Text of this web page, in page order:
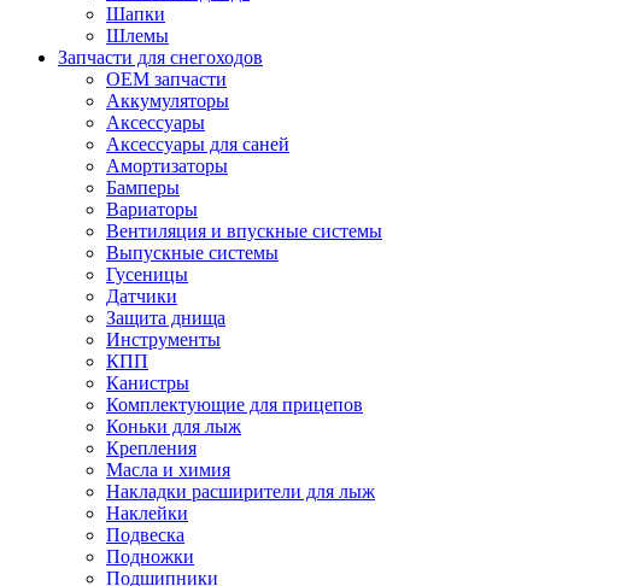
Шапки
Шлемы
Запчасти для снегоходов
OEM запчасти
Аккумуляторы
Аксессуары
Аксессуары для саней
Амортизаторы
Бамперы
Вариаторы
Вентиляция и впускные системы
Выпускные системы
Гусеницы
Датчики
Защита днища
Инструменты
КПП
Канистры
Комплектующие для прицепов
Коньки для лыж
Крепления
Масла и химия
Накладки расширители для лыж
Наклейки
Подвеска
Подножки
Подшипники